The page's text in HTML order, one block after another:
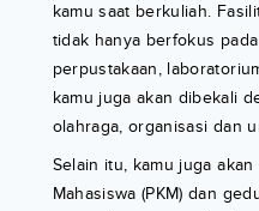
kamu saat berkuliah.
tidak hanya berfokus
perpustakaan,
kamu juga akan dibekali
olahraga, organisasi dan
Selain itu, kamu juga
Mahasiswa (PKM) dan